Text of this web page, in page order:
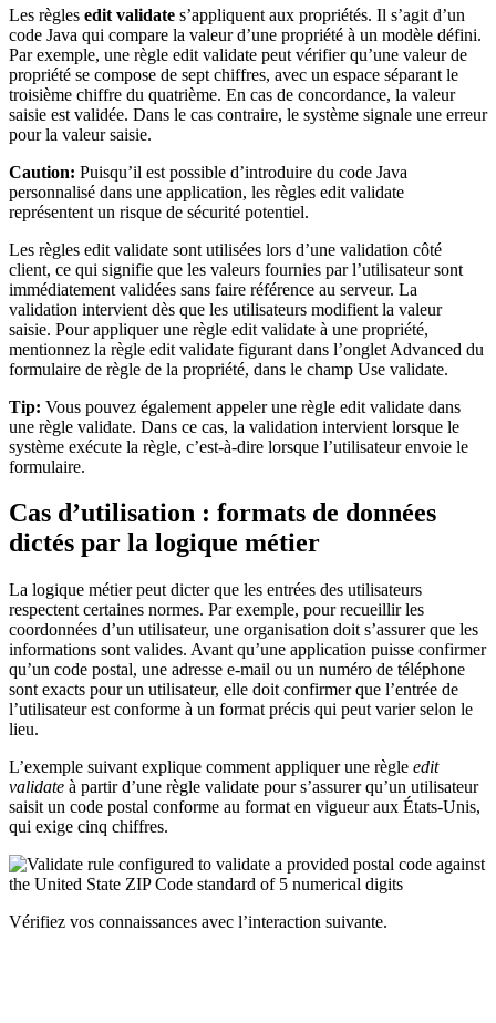
Les règles edit validate s’appliquent aux propriétés. Il s’agit d’un
code Java qui compare la valeur d’une propriété à un modèle défini.
Par exemple, une règle edit validate peut vérifier qu’une valeur de
propriété se compose de sept chiffres, avec un espace séparant le
troisième chiffre du quatrième. En cas de concordance, la valeur
saisie est validée. Dans le cas contraire, le système signale une erreur
pour la valeur saisie.
Caution: Puisqu’il est possible d’introduire du code Java
personnalisé dans une application, les règles edit validate
représentent un risque de sécurité potentiel.
Les règles edit validate sont utilisées lors d’une validation côté
client, ce qui signifie que les valeurs fournies par l’utilisateur sont
immédiatement validées sans faire référence au serveur. La
validation intervient dès que les utilisateurs modifient la valeur
saisie. Pour appliquer une règle edit validate à une propriété,
mentionnez la règle edit validate figurant dans l’onglet Advanced du
formulaire de règle de la propriété, dans le champ Use validate.
Tip: Vous pouvez également appeler une règle edit validate dans
une règle validate. Dans ce cas, la validation intervient lorsque le
système exécute la règle, c’est-à-dire lorsque l’utilisateur envoie le
formulaire.
Cas d’utilisation : formats de données
dictés par la logique métier
La logique métier peut dicter que les entrées des utilisateurs
respectent certaines normes. Par exemple, pour recueillir les
coordonnées d’un utilisateur, une organisation doit s’assurer que les
informations sont valides. Avant qu’une application puisse confirmer
qu’un code postal, une adresse e-mail ou un numéro de téléphone
sont exacts pour un utilisateur, elle doit confirmer que l’entrée de
l’utilisateur est conforme à un format précis qui peut varier selon le
lieu.
L’exemple suivant explique comment appliquer une règle edit
validate à partir d’une règle validate pour s’assurer qu’un utilisateur
saisit un code postal conforme au format en vigueur aux États-Unis,
qui exige cinq chiffres.
Vérifiez vos connaissances avec l’interaction suivante.